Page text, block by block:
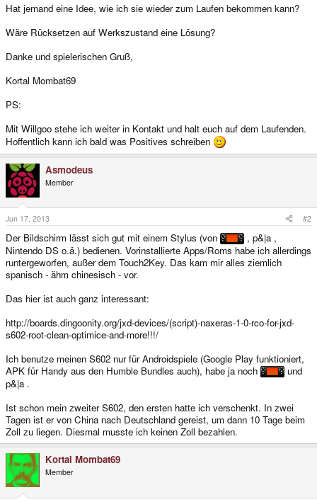
Hat jemand eine Idee, wie ich sie wieder zum Laufen bekommen kann?
Wäre Rücksetzen auf Werkszustand eine Lösung?
Danke und spielerischen Gruß,
Kortal Mombat69
PS:
Mit Willgoo stehe ich weiter in Kontakt und halt euch auf dem Laufenden.
Hoffentlich kann ich bald was Positives schreiben
Asmodeus
Member
Jun 17, 2013 #2
Der Bildschirm lässt sich gut mit einem Stylus (von
, p&|a ,
Nintendo DS o.ä.) bedienen. Vorinstallierte Apps/Roms habe ich allerdings
runtergeworfen, außer dem Touch2Key. Das kam mir alles ziemlich
spanisch - ähm chinesisch - vor.
Das hier ist auch ganz interessant:
http://boards.dingoonity.org/jxd-devices/(script)-naxeras-1-0-rco-for-jxd-
s602-root-clean-optimice-and-more!!!/
Ich benutze meinen S602 nur für Androidspiele (Google Play funktioniert,
APK für Handy aus den Humble Bundles auch), habe ja noch
und
p&|a .
Ist schon mein zweiter S602, den ersten hatte ich verschenkt. In zwei
Tagen ist er von China nach Deutschland gereist, um dann 10 Tage beim
Zoll zu liegen. Diesmal musste ich keinen Zoll bezahlen.
Kortal Mombat69
Member